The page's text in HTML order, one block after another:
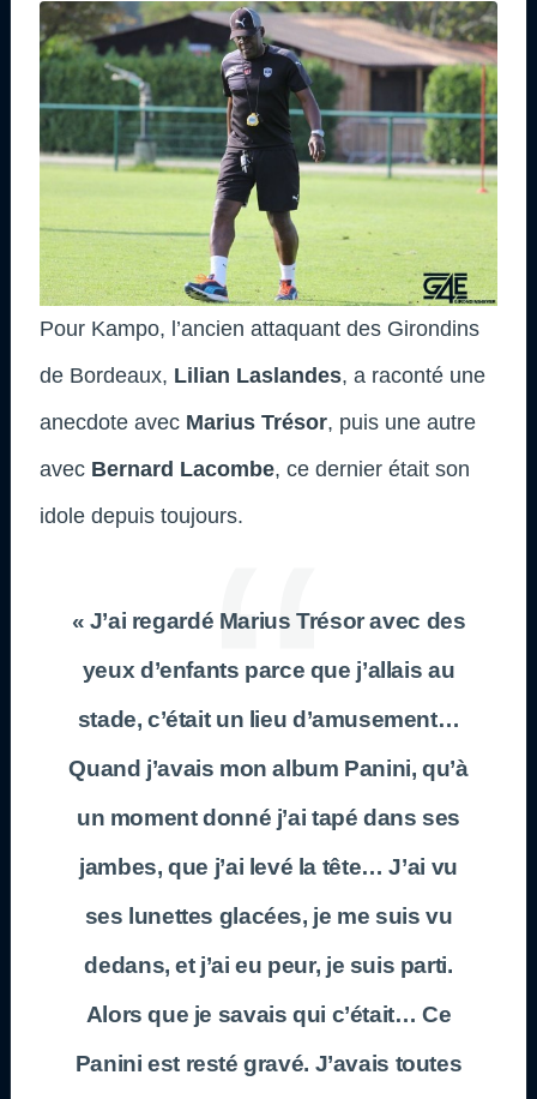
Pour Kampo, l’ancien attaquant des Girondins
de Bordeaux, Lilian Laslandes, a raconté une
anecdote avec Marius Trésor, puis une autre
avec Bernard Lacombe, ce dernier était son
idole depuis toujours.
« J’ai regardé Marius Trésor avec des
yeux d’enfants parce que j’allais au
stade, c’était un lieu d’amusement…
Quand j’avais mon album Panini, qu’à
un moment donné j’ai tapé dans ses
jambes, que j’ai levé la tête… J’ai vu
ses lunettes glacées, je me suis vu
dedans, et j’ai eu peur, je suis parti.
Alors que je savais qui c’était… Ce
Panini est resté gravé. J’avais toutes